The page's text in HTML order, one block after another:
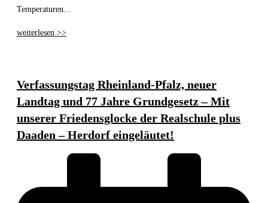
Temperaturen...
weiterlesen >>
Verfassungstag Rheinland-Pfalz, neuer
Landtag und 77 Jahre Grundgesetz – Mit
unserer Friedensglocke der Realschule plus
Daaden – Herdorf eingeläutet!